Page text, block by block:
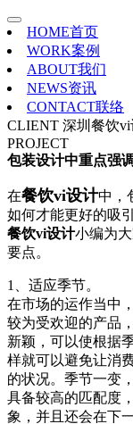
HOME首页
WORK案例
ABOUT我们
NEWS资讯
CONTACT联络
CLIENT 深圳餐饮
PROJECT
包装设计中重点强
在餐饮vi设计中，
如何才能更好的吸
餐饮vi设计小编为
要点。
1、适应季节。
在市场的运作当中
较为受欢迎的产品
新颖，可以使根据
样就可以避免让消
的状况。季节一变
具备较高的匹配度
象，并且还会在下